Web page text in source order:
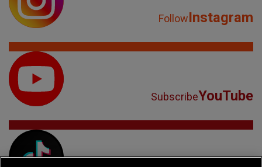
FollowInstagram
SubscribeYouTube